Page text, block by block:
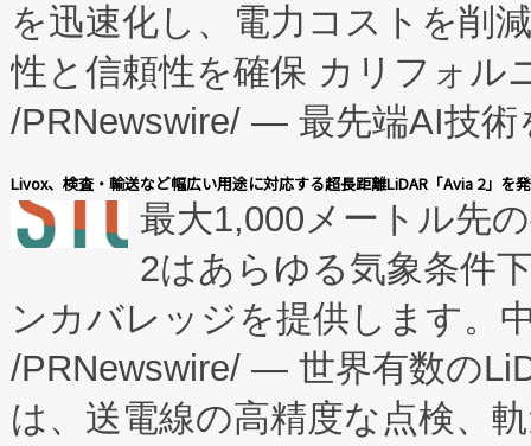
従来のフェッドバッチ施設の
に、患者やサプライチェーン
キー方式で拡張性が高く、持
す。FCCM‑を活用した現地生
患者にとっての費用負担を大
のアクセスを大幅に拡大する
Fully-Connected Continuous
プログラムには、施設設計・
に関する技術移転および知的
を迅速化し、電力コストを削
性と信頼性を確保 カリフォル
/PRNewswire/ — 最先端AI技術
会社エーアイ・アンド：本社
President原信平）と、エンタ
ードするVoltaiqは、日本にあ
ーエネルギー貯蔵システム（
た。 Voltaiq独自のAI搭載プラ
定、統合、導入、運用に至る
Livox、検査・輸送など幅広い用途に対応する超長距離LiDAR「Avia 2」を
最大1,000メートル先
2はあらゆる気象条件
ンカバレッジを提供します。
/PRNewswire/ — 世界有数の
は、送電線の高精度な点検、